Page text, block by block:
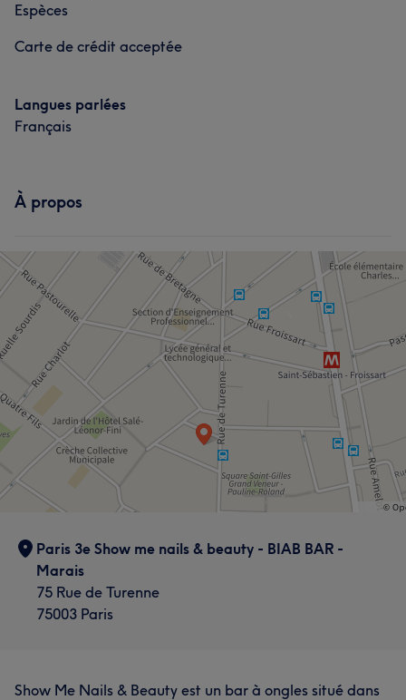
Espèces
Carte de crédit acceptée
Langues parlées
Français
À propos
Paris 3e Show me nails & beauty - BIAB BAR -
Marais
75 Rue de Turenne
75003 Paris
Show Me Nails & Beauty est un bar à ongles situé dans